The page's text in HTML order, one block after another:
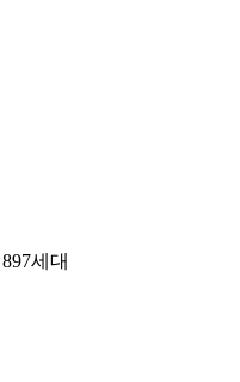
897세대